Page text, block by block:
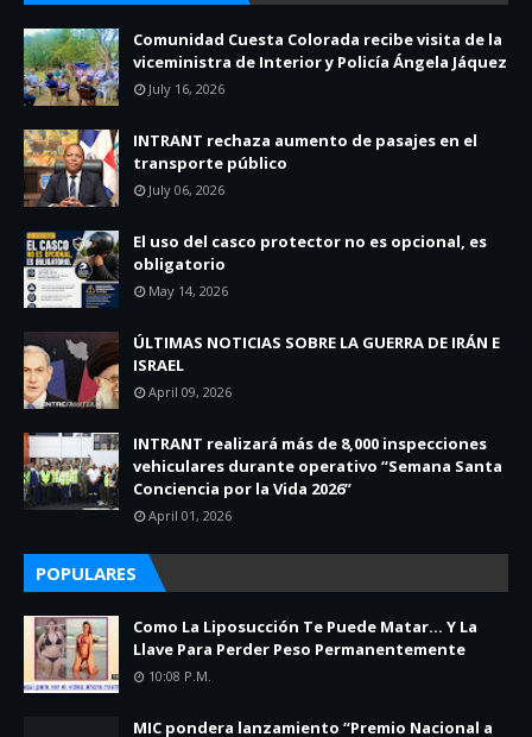
Comunidad Cuesta Colorada recibe visita de la
viceministra de Interior y Policía Ángela Jáquez
July 16, 2026
INTRANT rechaza aumento de pasajes en el
transporte público
July 06, 2026
El uso del casco protector no es opcional, es
obligatorio
May 14, 2026
ÚLTIMAS NOTICIAS SOBRE LA GUERRA DE IRÁN E
ISRAEL
April 09, 2026
INTRANT realizará más de 8,000 inspecciones
vehiculares durante operativo “Semana Santa
Conciencia por la Vida 2026”
April 01, 2026
POPULARES
Como La Liposucción Te Puede Matar… Y La
Llave Para Perder Peso Permanentemente
10:08 P.m.
MIC pondera lanzamiento “Premio Nacional a